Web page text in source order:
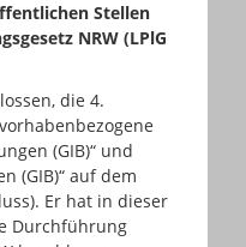
Stellen
NRW (LPlG
die 4.
vorhabenbezogene
(GIB)“ und
(GIB)“ auf dem
Er hat in dieser
Durchführung